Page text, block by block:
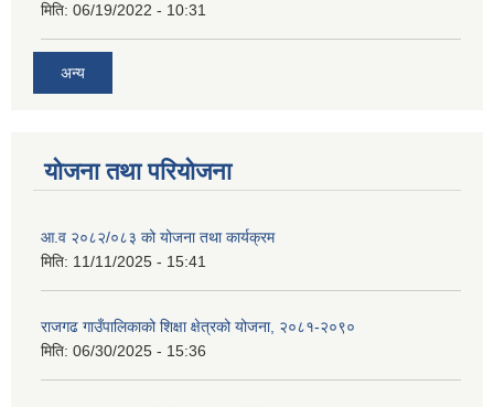
मिति: 06/19/2022 - 10:31
अन्य
योजना तथा परियोजना
आ.व २०८२/०८३ को योजना तथा कार्यक्रम
मिति: 11/11/2025 - 15:41
राजगढ गाउँपालिकाको शिक्षा क्षेत्रको योजना, २०८१-२०९०
मिति: 06/30/2025 - 15:36